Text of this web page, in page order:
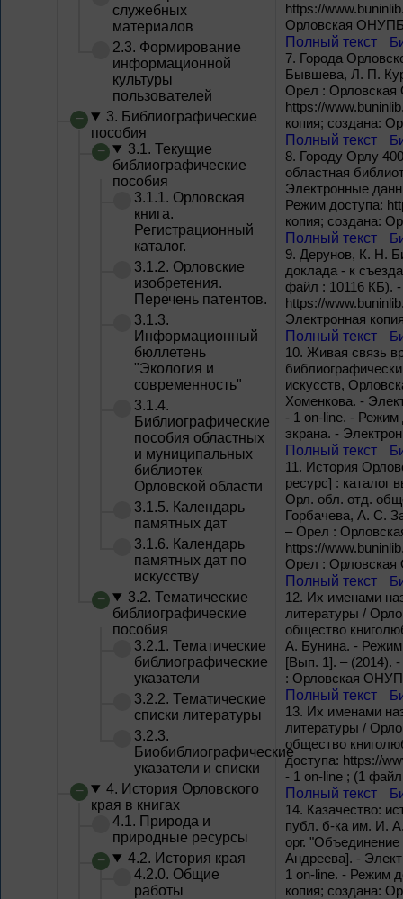
служебных
материалов
2.3. Формирование
информационной
культуры
пользователей
3. Библиографические
пособия
3.1. Текущие
библиографические
пособия
3.1.1. Орловская
книга.
Регистрационный
каталог.
3.1.2. Орловские
изобретения.
Перечень патентов.
3.1.3.
Информационный
бюллетень
"Экология и
современность"
3.1.4.
Библиографические
пособия областных
и муниципальных
библиотек
Орловской области
3.1.5. Календарь
памятных дат
3.1.6. Календарь
памятных дат по
искусству
3.2. Тематические
библиографические
пособия
3.2.1. Тематические
библиографические
указатели
3.2.2. Тематические
списки литературы
3.2.3.
Биобиблиографические
указатели и списки
4. История Орловского
края в книгах
4.1. Природа и
природные ресурсы
4.2. История края
4.2.0. Общие
работы
https://
Орловская
Полный текст
7. Города
Бывшева, Л. П.
Орел : Орловская
https://
копия; создана:
Полный текст
8. Городу Орлу
областная
Электронные
Режим доступа:
копия; создана:
Полный текст
9. Дерунов, К. Н.
доклада - к
файл : 10116 КБ).
https://
Электронная
Полный текст
10. Живая связь
искусств,
Хоменкова. -
- 1 on-line. - Режим
экрана. -
Полный текст
11. История
ресурс] : каталог
Орл. обл. отд.
Горбачева, А. С.
– Орел :
https://
Орел : Орловская
Полный текст
12. Их именами
литературы /
общество
А. Бунина. - Режим
[Вып. 1]. – (2014).
: Орловская
Полный текст
13. Их именами
литературы /
общество
доступа: https://
- 1 on-line ; (1
Полный текст
14. Казачество:
публ. б-ка им. И.
орг.
Андреева]. -
1 on-line. - Режим
копия; создана: